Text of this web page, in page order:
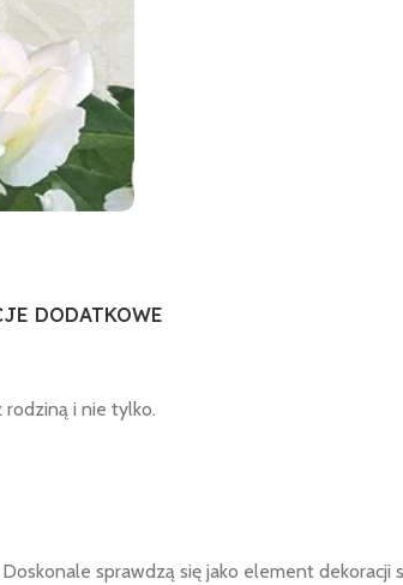
DODATKOWE
i nie tylko.
sprawdzą się jako element dekoracji